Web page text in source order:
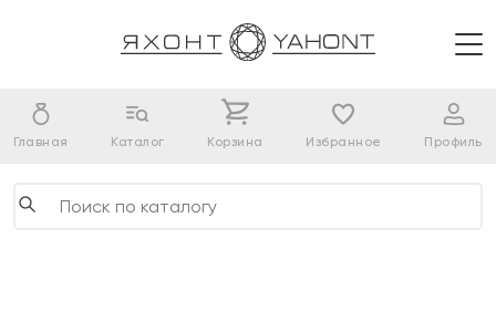
Главная Каталог Корзина Избранное Профиль